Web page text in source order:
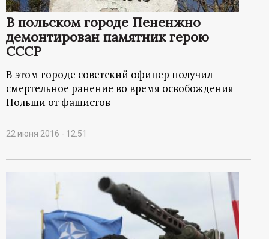
В польском городе Пененжно
демонтирован памятник герою
СССР
В этом городе советский офицер получил
смертельное ранение во время освобождения
Польши от фашистов
22 июня 2016 - 12:51